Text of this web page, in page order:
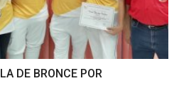
DE BRONCE POR